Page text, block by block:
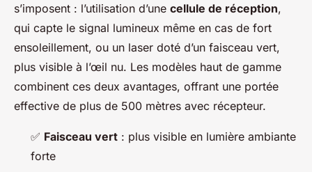
s’imposent : l’utilisation d’une cellule de réception,
qui capte le signal lumineux même en cas de fort
ensoleillement, ou un laser doté d’un faisceau vert,
plus visible à l’œil nu. Les modèles haut de gamme
combinent ces deux avantages, offrant une portée
effective de plus de 500 mètres avec récepteur.
✅ Faisceau vert : plus visible en lumière ambiante
forte